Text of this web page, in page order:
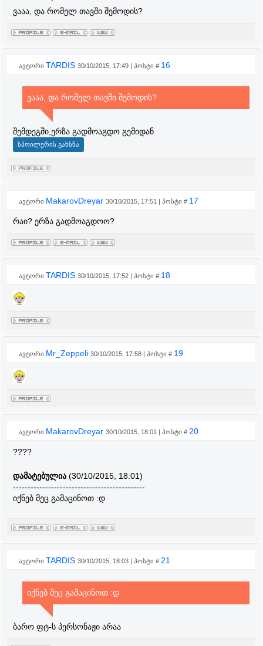
ვააა, და რომელ თავში შემოდის?
ავტორი TARDIS 30/10/2015, 17:49 | პოსტი # 16
ვააა, და რომელ თავში შემოდის?
შემდეგში,ერზა გადმოაგდო გემიდან
ავტორი MakarovDreyar 30/10/2015, 17:51 | პოსტი # 17
რაი? ერზა გადმოაგდოო?
ავტორი TARDIS 30/10/2015, 17:52 | პოსტი # 18
ავტორი Mr_Zeppeli 30/10/2015, 17:58 | პოსტი # 19
ავტორი MakarovDreyar 30/10/2015, 18:01 | პოსტი # 20
????
დამატებულია (30/10/2015, 18:01)
---------------------------------------------
იქნებ მეც გამაცინოთ :დ
ავტორი TARDIS 30/10/2015, 18:03 | პოსტი # 21
იქნებ მეც გამაცინოთ :დ
ბარო ფტ-ს პერსონაჟი არაა